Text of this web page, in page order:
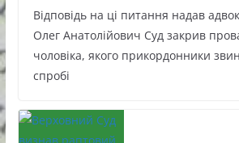
Відповідь на ці питання надав
Олег Анатолійович Суд закрив
чоловіка, якого прикордонники
спробі